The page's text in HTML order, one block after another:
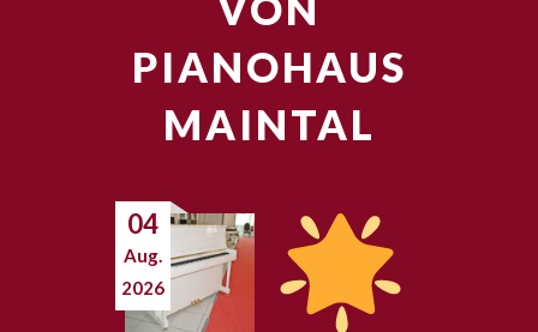
PIANOHAUS
MAINTAL
04
Aug.
2026